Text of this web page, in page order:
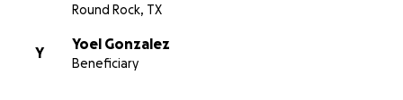
Round Rock, TX
Y
Yoel Gonzalez
Beneficiary